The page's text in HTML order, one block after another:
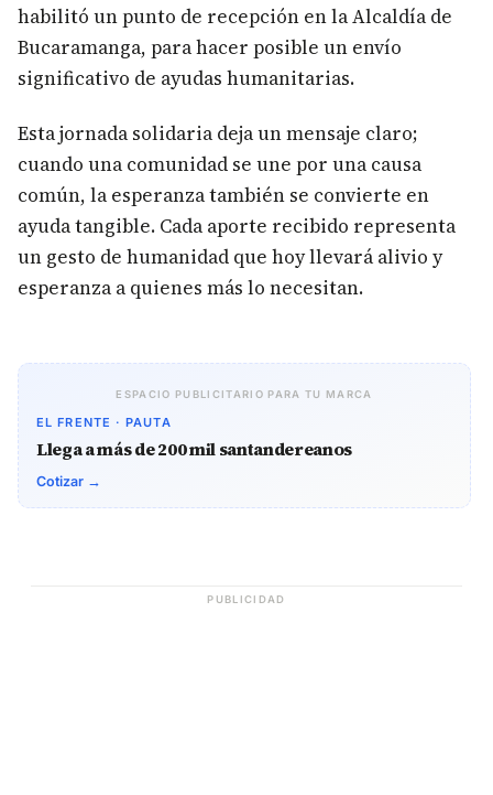
habilitó un punto de recepción en la Alcaldía de
Bucaramanga, para hacer posible un envío
significativo de ayudas humanitarias.
Esta jornada solidaria deja un mensaje claro;
cuando una comunidad se une por una causa
común, la esperanza también se convierte en
ayuda tangible. Cada aporte recibido representa
un gesto de humanidad que hoy llevará alivio y
esperanza a quienes más lo necesitan.
ESPACIO PUBLICITARIO PARA TU MARCA
EL FRENTE · PAUTA
Llega a más de 200 mil santandereanos
Cotizar →
PUBLICIDAD